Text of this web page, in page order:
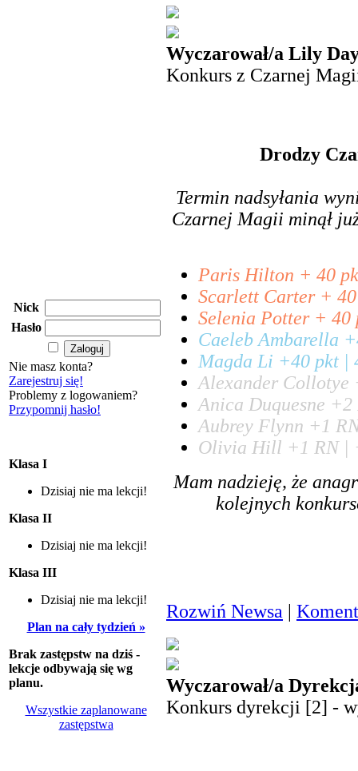
Nick
Hasło
Nie masz konta?
Zarejestruj się!
Problemy z logowaniem?
Przypomnij hasło!
Klasa I
Dzisiaj nie ma lekcji!
Klasa II
Dzisiaj nie ma lekcji!
Klasa III
Dzisiaj nie ma lekcji!
Plan na cały tydzień »
Brak zastępstw na dziś -
lekcje odbywają się wg
planu.
Wszystkie zaplanowane
zastępstwa
Wyczarował/a Lily
Konkurs z Czarnej
Drodzy
Termin nadsyłania
Czarnej Magii minął
Paris Hilton + 40
Scarlett Carter +
Selenia Potter + 40
Caeleb Ambarella
Magda Li +40 pkt |
Alexander Collotye
Anica Duquesne
Aubrey Flynn +1
Olivia Hill +1 RN |
Mam nadzieję, że
kolejnych
Rozwiń Newsa
Wyczarował/a
Konkurs dyrekcji [2] -